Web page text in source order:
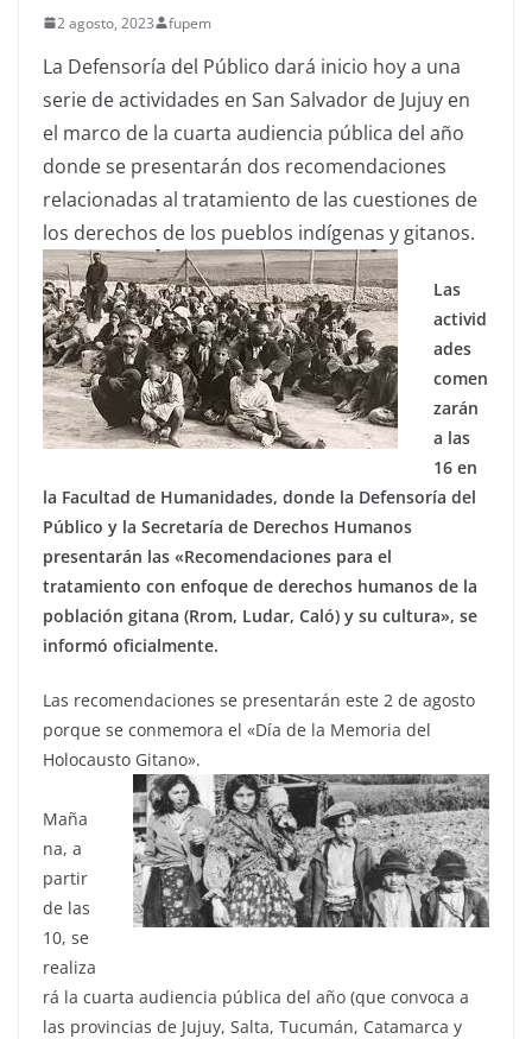
2 agosto, 2023 fupem
La Defensoría del Público dará inicio hoy a una
serie de actividades en San Salvador de Jujuy en
el marco de la cuarta audiencia pública del año
donde se presentarán dos recomendaciones
relacionadas al tratamiento de las cuestiones de
los derechos de los pueblos indígenas y gitanos.
Las
activid
ades
comen
zarán
a las
16 en
la Facultad de Humanidades, donde la Defensoría del
Público y la Secretaría de Derechos Humanos
presentarán las «Recomendaciones para el
tratamiento con enfoque de derechos humanos de la
población gitana (Rrom, Ludar, Caló) y su cultura», se
informó oficialmente.
Las recomendaciones se presentarán este 2 de agosto
porque se conmemora el «Día de la Memoria del
Holocausto Gitano».
Maña
na, a
partir
de las
10, se
realiza
rá la cuarta audiencia pública del año (que convoca a
las provincias de Jujuy, Salta, Tucumán, Catamarca y